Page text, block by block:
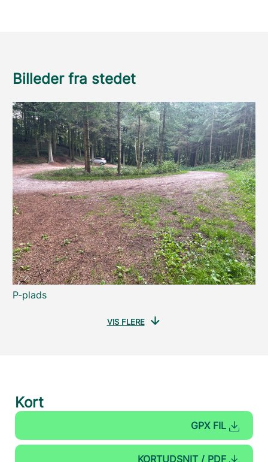
Billeder fra stedet
P-plads
VIS FLERE
Kort
GPX FIL
KORTUDSNIT / PDF